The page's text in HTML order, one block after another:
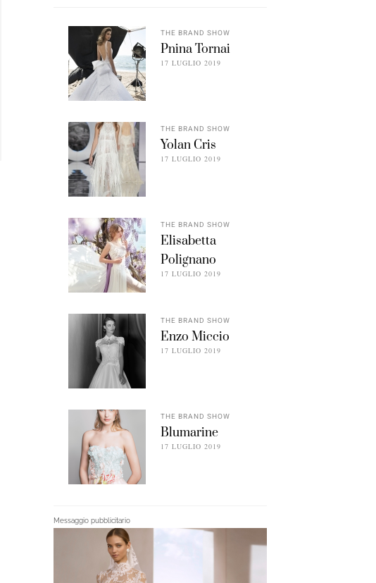
THE BRAND SHOW
Pnina Tornai
17 LUGLIO 2019
THE BRAND SHOW
Yolan Cris
17 LUGLIO 2019
THE BRAND SHOW
Elisabetta
Polignano
17 LUGLIO 2019
THE BRAND SHOW
Enzo Miccio
17 LUGLIO 2019
THE BRAND SHOW
Blumarine
17 LUGLIO 2019
Messaggio pubblicitario